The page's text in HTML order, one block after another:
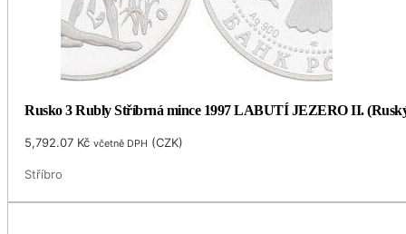
Rusko 3 Rubly Stříbrná mince 1997 LABUTÍ JEZERO II.
5,792.07 Kč včetně DPH (CZK)
Stříbro